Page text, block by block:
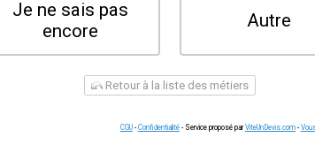
Une prise renforcée
(type greenup)
Je ne sais pas